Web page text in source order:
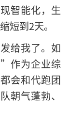
智能化，生
短到2天。
给我了。如
作为企业综
会和代跑团
朝气蓬勃、